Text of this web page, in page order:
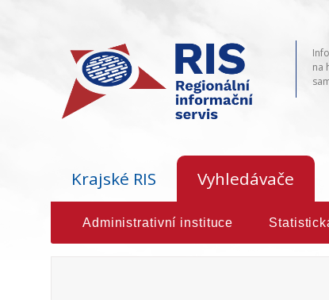
na
Krajské RIS Vyhledávače
Administrativní instituce